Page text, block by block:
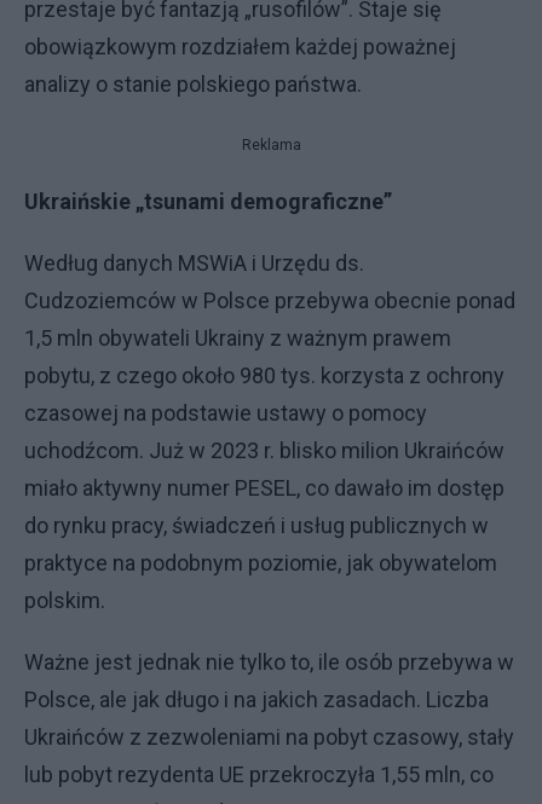
przestaje być fantazją „rusofilów”. Staje się
obowiązkowym rozdziałem każdej poważnej
analizy o stanie polskiego państwa.
Reklama
Ukraińskie „tsunami demograficzne”
Według danych MSWiA i Urzędu ds.
Cudzoziemców w Polsce przebywa obecnie ponad
1,5 mln obywateli Ukrainy z ważnym prawem
pobytu, z czego około 980 tys. korzysta z ochrony
czasowej na podstawie ustawy o pomocy
uchodźcom. Już w 2023 r. blisko milion Ukraińców
miało aktywny numer PESEL, co dawało im dostęp
do rynku pracy, świadczeń i usług publicznych w
praktyce na podobnym poziomie, jak obywatelom
polskim.
Ważne jest jednak nie tylko to, ile osób przebywa w
Polsce, ale jak długo i na jakich zasadach. Liczba
Ukraińców z zezwoleniami na pobyt czasowy, stały
lub pobyt rezydenta UE przekroczyła 1,55 mln, co